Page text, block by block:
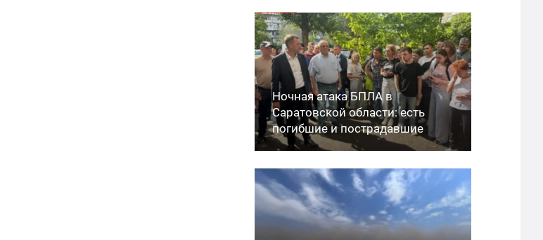
Ночная атака БПЛА в
Саратовской области: есть
погибшие и пострадавшие